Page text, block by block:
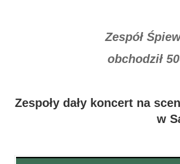
Zespół
obchodził
Zespoły dały koncert na
w